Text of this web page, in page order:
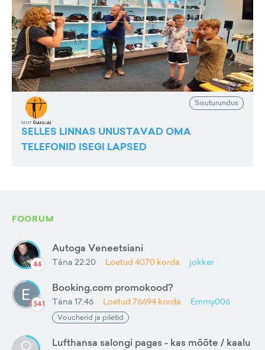
Sisuturundus
SELLES LINNAS UNUSTAVAD OMA
TELEFONID ISEGI LAPSED
FOORUM
44
Autoga Veneetsiani
Täna 22:20 Loetud 4070 korda jokker
1341
Booking.com promokood?
Täna 17:46 Loetud 76694 korda Emmy006
Voucherid ja piletid
Lufthansa salongi pagas - kas mõõte / kaalu